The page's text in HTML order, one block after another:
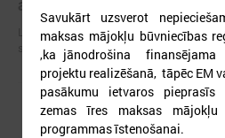
LPS: apreibinošu vielu ietekmē esošu
slēgt bez droša alternatīva risinājuma
Savukārt uzsverot
maksas mājokļu būvniecības
,ka jānodrošina finansējama
projektu realizēšanā, tāpēc EM
pasākumu ietvaros pieprasīs
zemas īres maksas mājokļu
programmas īstenošanai.